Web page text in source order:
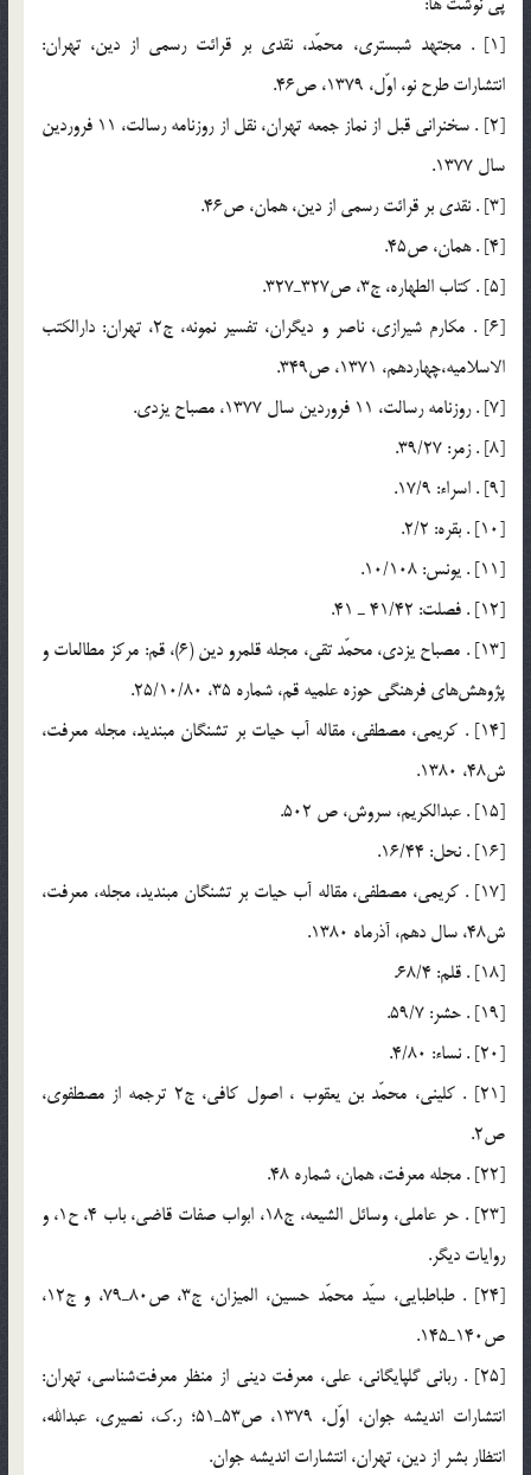
[1] . مجتهد شبستري، محمّد، نقدي بر قرائت رسمي از دين، تهران:
انتشارات طرح نو، اوّل، 1379، ص46.
[2] . سخنراني قبل از نماز جمعه تهران، نقل از روزنامه رسالت، 11 فروردين
سال 1377.
[3] . نقدي بر قرائت رسمي از دين، همان، ص46.
[4] . همان، ص45.
[5] . كتاب الطهاره، ج3، ص327ـ327.
[6] . مكارم شيرازي، ناصر و ديگران، تفسير نمونه، ج2، تهران: دارالكتب
الاسلاميه،چهاردهم، 1371، ص349.
[7] . روزنامه رسالت، 11 فروردين سال 1377، مصباح يزدي.
[8] . زمر: 39/27.
[9] . اسراء: 17/9.
[10] . بقره: 2/2.
[11] . يونس: 10/108.
[12] . فصلت: 41/42 ـ 41.
[13] . مصباح يزدي، محمّد تقي، مجله قلمرو دين (6)، قم: مركز مطالعات و
پژوهش‎هاي فرهنگي حوزه علميه قم، شماره 35، 25/10/80.
[14] . كريمي، مصطفي، مقاله آب حيات بر تشنگان مبنديد، مجله معرفت،
ش48، 1380.
[15] . عبدالكريم، سروش، ص 502.
[16] . نحل: 16/44.
[17] . كريمي، مصطفي، مقاله آب حيات بر تشنگان مبنديد، مجله، معرفت،
ش48، سال دهم، آذرماه 1380.
[18] . قلم: 68/4.
[19] . حشر: 59/7.
[20] . نساء: 4/80.
[21] . كليني، محمّد بن يعقوب ، اصول كافي، ج2 ترجمه از مصطفوي،
ص2.
[22] . مجله معرفت، همان، شماره 48.
[23] . حر عاملي، وسائل الشيعه، ج18، ابواب صفات قاضي، باب 4، ح1، و
روايات ديگر.
[24] . طباطبايي، سيّد محمّد حسين، الميزان، ج3، ص80ـ79، و ج12،
ص140ـ145.
[25] . رباني گلپايگاني، علي، معرفت ديني از منظر معرفت‎شناسي، تهران:
انتشارات انديشه جوان، اوّل، 1379، ص53ـ51؛ ر.ك، نصيري، عبدالله،
انتظار بشر از دين، تهران، انتشارات انديشه جوان.